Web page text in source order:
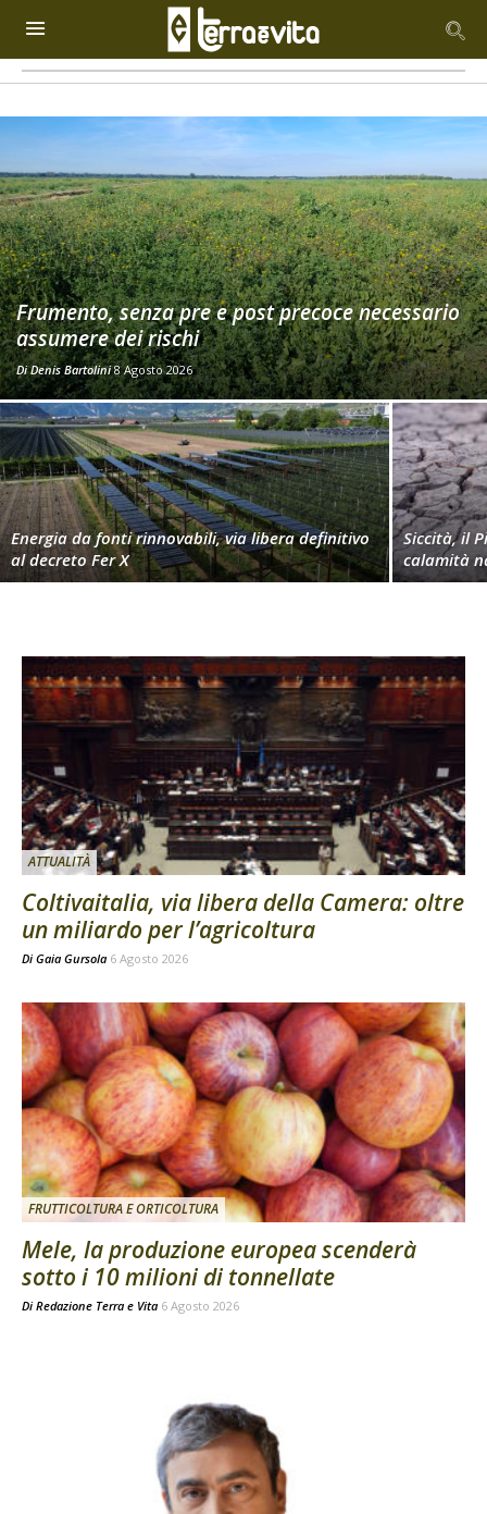
Frumento, senza pre e post precoce necessario
assumere dei rischi
DiDenis Bartolini 8 Agosto 2026
Energia da fonti rinnovabili, via libera definitivo
al decreto Fer X
Siccità, il
calamità
ATTUALITÀ
Coltivaitalia, via libera della Camera: oltre
un miliardo per l’agricoltura
Di Gaia Gursola 6 Agosto 2026
FRUTTICOLTURA E ORTICOLTURA
Mele, la produzione europea scenderà
sotto i 10 milioni di tonnellate
Di Redazione Terra e Vita 6 Agosto 2026